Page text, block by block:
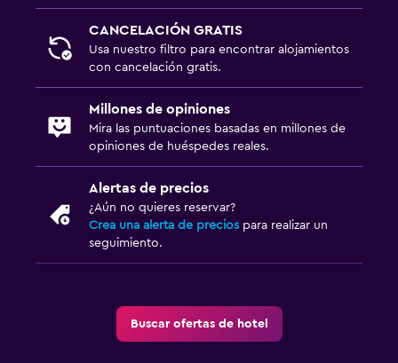
Bicicletas
Ideal para familias
Cuna/cama nido disponibles
CANCELACIÓN GRATIS
Usa nuestro filtro para encontrar alojamientos
con cancelación gratis.
Millones de opiniones
Mira las puntuaciones basadas en millones de
opiniones de huéspedes reales.
Alertas de precios
¿Aún no quieres reservar?
Crea una alerta de precios para realizar un
seguimiento.
Buscar ofertas de hotel